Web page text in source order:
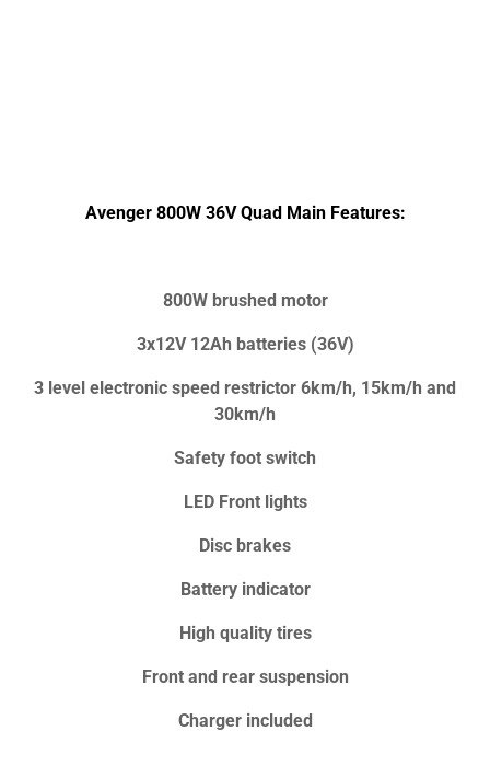
Avenger 800W 36V Quad Main Features:
800W brushed motor
3x12V 12Ah batteries (36V)
3 level electronic speed restrictor 6km/h, 15km/h and
30km/h
Safety foot switch
LED Front lights
Disc brakes
Battery indicator
High quality tires
Front and rear suspension
Charger included